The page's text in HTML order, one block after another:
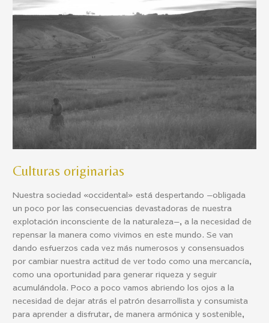
Culturas originarias
Nuestra sociedad «occidental» está despertando —obligada
un poco por las consecuencias devastadoras de nuestra
explotación inconsciente de la naturaleza—, a la necesidad de
repensar la manera como vivimos en este mundo. Se van
dando esfuerzos cada vez más numerosos y consensuados
por cambiar nuestra actitud de ver todo como una mercancía,
como una oportunidad para generar riqueza y seguir
acumulándola. Poco a poco vamos abriendo los ojos a la
necesidad de dejar atrás el patrón desarrollista y consumista
para aprender a disfrutar, de manera armónica y sostenible,